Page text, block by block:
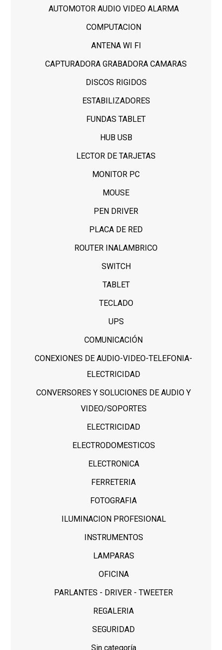
AUTOMOTOR AUDIO VIDEO ALARMA
COMPUTACION
ANTENA WI FI
CAPTURADORA GRABADORA CAMARAS
DISCOS RIGIDOS
ESTABILIZADORES
FUNDAS TABLET
HUB USB
LECTOR DE TARJETAS
MONITOR PC
MOUSE
PEN DRIVER
PLACA DE RED
ROUTER INALAMBRICO
SWITCH
TABLET
TECLADO
UPS
COMUNICACIÓN
CONEXIONES DE AUDIO-VIDEO-TELEFONIA-
ELECTRICIDAD
CONVERSORES Y SOLUCIONES DE AUDIO Y
VIDEO/SOPORTES
ELECTRICIDAD
ELECTRODOMESTICOS
ELECTRONICA
FERRETERIA
FOTOGRAFIA
ILUMINACION PROFESIONAL
INSTRUMENTOS
LAMPARAS
OFICINA
PARLANTES - DRIVER - TWEETER
REGALERIA
SEGURIDAD
Sin categoría